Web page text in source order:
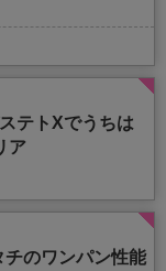
テトXでうちは
ア
チのワンパン性能